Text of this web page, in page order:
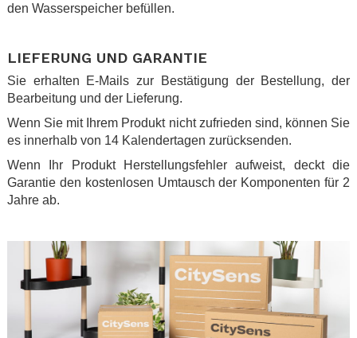
den Wasserspeicher befüllen.
LIEFERUNG UND GARANTIE
Sie erhalten E-Mails zur Bestätigung der Bestellung, der
Bearbeitung und der Lieferung.
Wenn Sie mit Ihrem Produkt nicht zufrieden sind, können Sie
es innerhalb von 14 Kalendertagen zurücksenden.
Wenn Ihr Produkt Herstellungsfehler aufweist, deckt die
Garantie den kostenlosen Umtausch der Komponenten für 2
Jahre ab.